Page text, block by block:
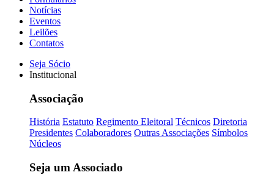
Notícias
Eventos
Leilões
Contatos
Seja Sócio
Institucional
Associação
História Estatuto Regimento Eleitoral Técnicos Diretoria
Presidentes Colaboradores Outras Associações Símbolos
Núcleos
Seja um Associado